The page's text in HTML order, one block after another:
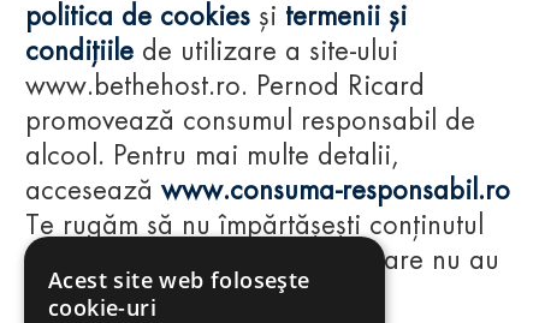
politica de cookies și termenii și
condițiile de utilizare a site-ului
www.bethehost.ro. Pernod Ricard
promovează consumul responsabil de
alcool. Pentru mai multe detalii,
accesează www.consuma-responsabil.ro
Te rugăm să nu împărtășești conținutul
acestui website cu persoane care nu au
împlinit vârsta de 18 ani.
Acest site web folosește
cookie-uri